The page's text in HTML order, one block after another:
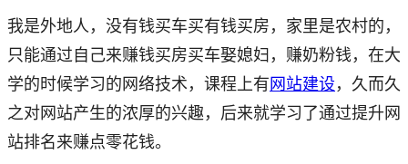
我是外地人，没有钱买车买有钱买房，家里是农村的，
只能通过自己来赚钱买房买车娶媳妇，赚奶粉钱，在大
学的时候学习的网络技术，课程上有 网站建设 ，久而久
之对网站产生的浓厚的兴趣，后来就学习了通过提升网
站排名来赚点零花钱。